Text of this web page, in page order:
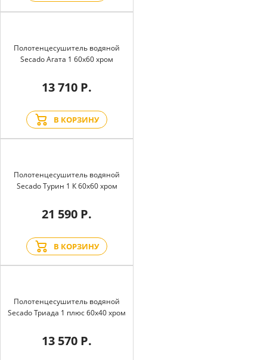
Полотенцесушитель водяной
Secado Агата 1 60x60 хром
13 710 Р.
В КОРЗИНУ
Полотенцесушитель водяной
Secado Турин 1 К 60x60 хром
21 590 Р.
В КОРЗИНУ
Полотенцесушитель водяной
Secado Триада 1 плюс 60x40 хром
13 570 Р.